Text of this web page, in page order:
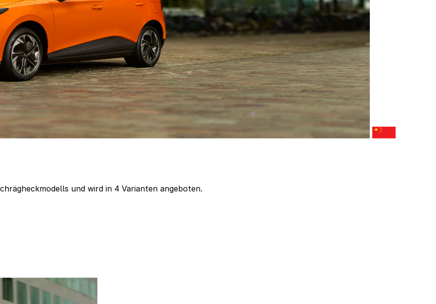
und wird in 4 Varianten angeboten.